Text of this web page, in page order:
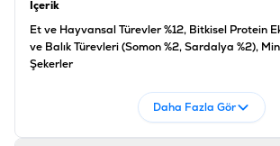
İçerik
Et ve Hayvansal Türevler %12, Bitkisel Protein
ve Balık Türevleri (Somon %2, Sardalya %2),
Şekerler
Protein %11,5, Yağ %2,5, Ham Kül %2,5, Selüloz
Daha Fazla Gör